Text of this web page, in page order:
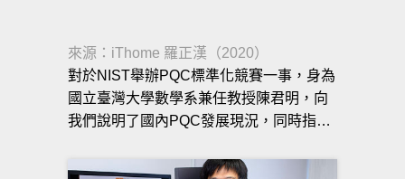
來源：iThome 羅正漢（2020）
對於NIST舉辦PQC標準化競賽一事，身為
國立臺灣大學數學系兼任教授陳君明，向
我們說明了國內PQC發展現況，同時指出
他本身也是國內很早投入PQC領域研究的